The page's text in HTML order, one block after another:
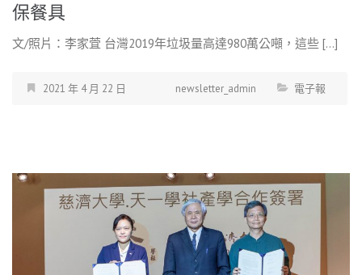
保餐具
文/照片：李家萓 台灣2019年垃圾量高達980萬公噸，這些 […]
2021 年 4 月 22 日 newsletter_admin 電子報